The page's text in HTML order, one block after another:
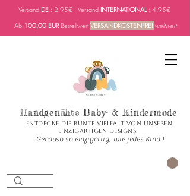
Versand DE : 2.95€ Versand INTERNATIONAL : 4.95€
Ab 100,00 EURBestellwertVERSANDKOSTENFREI weltweit
Handgenähte Baby- & Kindermode
Entdecke die bunte Vielfalt von unseren
einzigartigen Designs.
Genauso so einzigartig, wie jedes Kind !